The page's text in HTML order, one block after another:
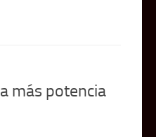
más potencia